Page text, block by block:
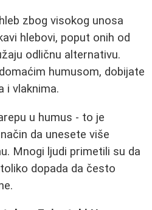
zbog visokog unosa
hlebovi, poput onih od
odličnu alternativu.
humusom, dobijate
i vlaknima.
u humus - to je
da unesete više
Mnogi ljudi primetili su da
dopada da često